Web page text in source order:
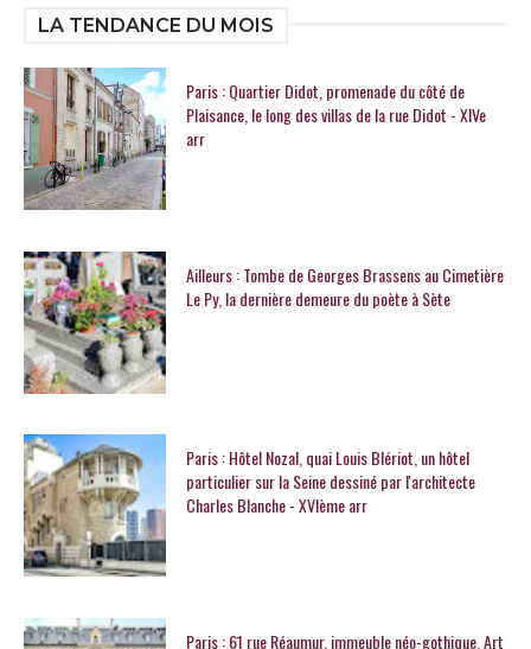
LA TENDANCE DU MOIS
Paris : Quartier Didot, promenade du côté de
Plaisance, le long des villas de la rue Didot - XIVe
arr
Ailleurs : Tombe de Georges Brassens au Cimetière
Le Py, la dernière demeure du poète à Sète
Paris : Hôtel Nozal, quai Louis Blériot, un hôtel
particulier sur la Seine dessiné par l'architecte
Charles Blanche - XVIème arr
Paris : 61 rue Réaumur, immeuble néo-gothique, Art